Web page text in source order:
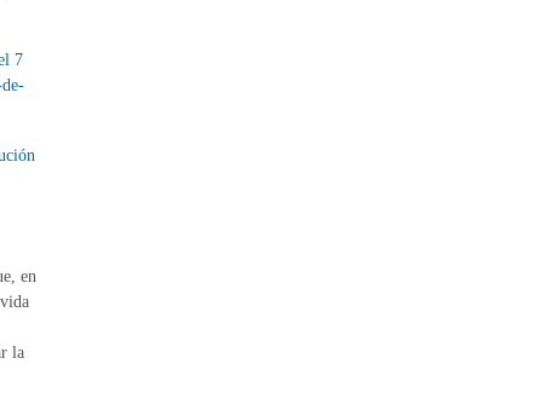
7
en
la